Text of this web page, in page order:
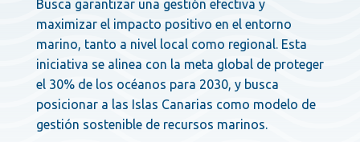
Busca garantizar una gestión efectiva y
maximizar el impacto positivo en el entorno
marino, tanto a nivel local como regional. Esta
iniciativa se alinea con la meta global de proteger
el 30% de los océanos para 2030, y busca
posicionar a las Islas Canarias como modelo de
gestión sostenible de recursos marinos.